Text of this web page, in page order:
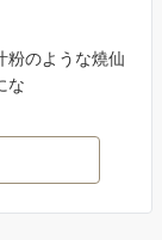
粉のような燒仙
な